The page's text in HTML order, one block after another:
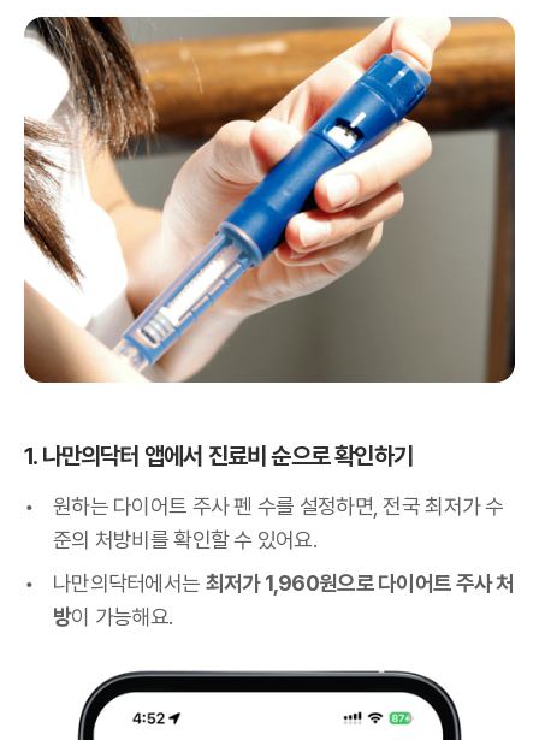
1. 나만의닥터 앱에서 진료비 순으로 확인하기
원하는 다이어트 주사 펜 수를 설정하면, 전국 최저가 수
준의 처방비를 확인할 수 있어요.
나만의닥터에서는 최저가 1,960원으로 다이어트 주사 처
방이 가능해요.